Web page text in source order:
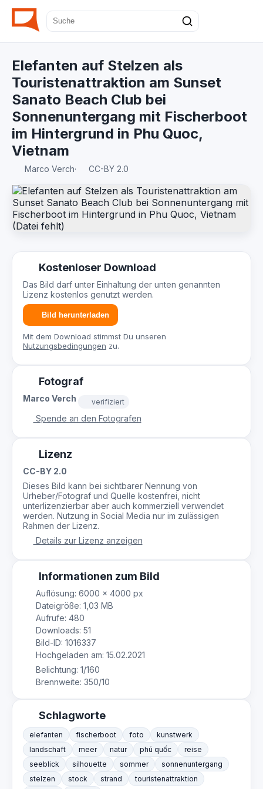
Elefanten auf Stelzen als
Touristenattraktion am Sunset
Sanato Beach Club bei
Sonnenuntergang mit Fischerboot
im Hintergrund in Phu Quoc,
Vietnam
Marco Verch· CC-BY 2.0
Kostenloser Download
Das Bild darf unter Einhaltung der unten genannten
Lizenz kostenlos genutzt werden.
Bild herunterladen
Mit dem Download stimmst Du unseren
Nutzungsbedingungen zu.
Fotograf
Marco Verch verifiziert
Spende an den Fotografen
Lizenz
CC-BY 2.0
Dieses Bild kann bei sichtbarer Nennung von
Urheber/Fotograf und Quelle kostenfrei, nicht
unterlizenzierbar aber auch kommerziell verwendet
werden. Nutzung in Social Media nur im zulässigen
Rahmen der Lizenz.
Details zur Lizenz anzeigen
Informationen zum Bild
Auflösung: 6000 × 4000 px
Dateigröße: 1,03 MB
Aufrufe: 480
Downloads: 51
Bild-ID: 1016337
Hochgeladen am: 15.02.2021
Belichtung: 1/160
Brennweite: 350/10
Schlagworte
elefanten fischerboot foto
kunstwerk
landschaft
meer natur phú quốc
reise
seeblick
silhouette sommer
sonnenuntergang
stelzen
stock strand
touristenattraktion